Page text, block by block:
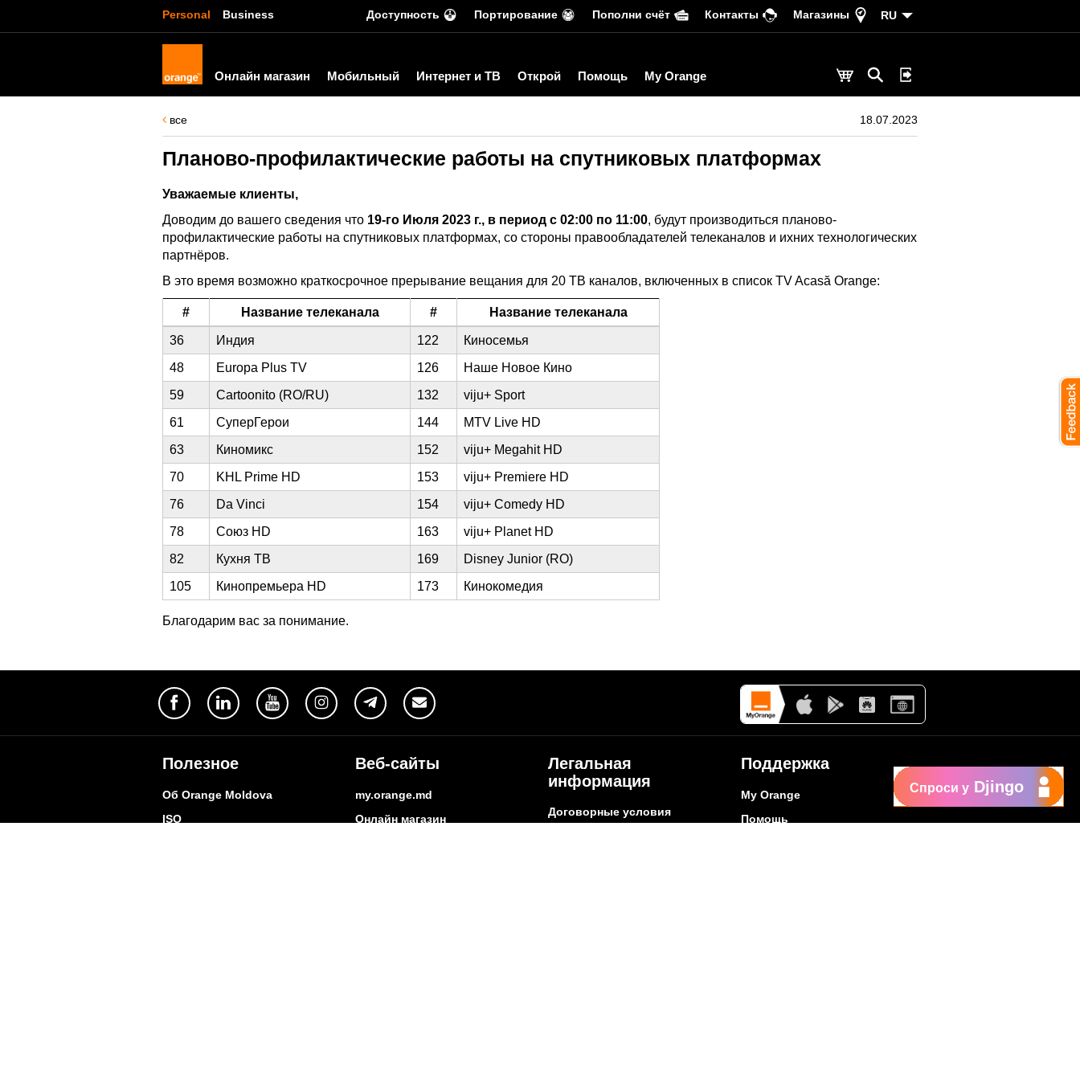
Personal Business Доступность Портирование Пополни счёт Контакты Магазины RU
Онлайн магазин Мобильный Интернет и ТВ Открой Помощь My Orange
все 18.07.2023
Планово-профилактические работы на спутниковых платформах
Уважаемые клиенты,
Доводим до вашего сведения что 19-го Июля 2023 г., в период с 02:00 по 11:00, будут производиться планово-
профилактические работы на спутниковых платформах, со стороны правообладателей телеканалов и ихних технологических
партнёров.
В это время возможно краткосрочное прерывание вещания для 20 ТВ каналов, включенных в список TV Acasă Orange:
# Название телеканала # Название телеканала
36 Индия 122
Киносемья
48
Europa Plus TV 126
Наше Новое Кино
59
Cartoonito (RO/RU) 132
viju+ Sport
61
СуперГерои 144
MTV Live HD
63
Киномикс 152
viju+ Megahit HD
70
KHL Prime HD 153
viju+ Premiere HD
76
Da Vinci 154
viju+ Comedy HD
78
Союз HD 163
viju+ Planet HD
82
Кухня ТВ 169
Disney Junior (RO)
105
Кинопремьера HD 173 Кинокомедия
Благодарим вас за понимание.
Полезное
Об Orange Moldova
ISO
Веб-сайты
my.orange.md
Онлайн магазин
Легальная
информация
Договорные условия
Поддержка
My Orange
Помощь
Спроси у Djingo